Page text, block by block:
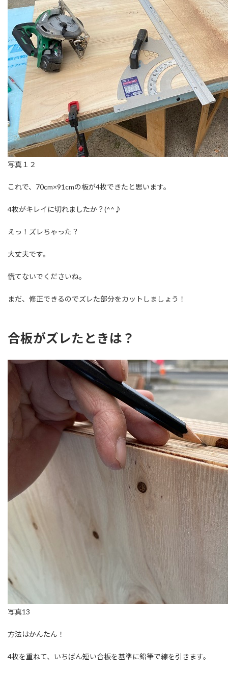
写真１２
これで、70cm×91cmの板が4枚できたと思います。
4枚がキレイに切れましたか？(^^♪
えっ！ズレちゃった？
大丈夫です。
慌てないでくださいね。
まだ、修正できるのでズレた部分をカットしましょう！
合板がズレたときは？
写真13
方法はかんたん！
4枚を重ねて、いちばん短い合板を基準に鉛筆で線を引きます。